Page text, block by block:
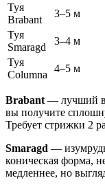
Туя
Brabant
3–5 м
Туя
Smaragd
3–4 м
Туя
Columna
4–5 м
Brabant — лучший
вы получите
Требует стрижки 2
Smaragd —
коническая форма,
медленнее, но